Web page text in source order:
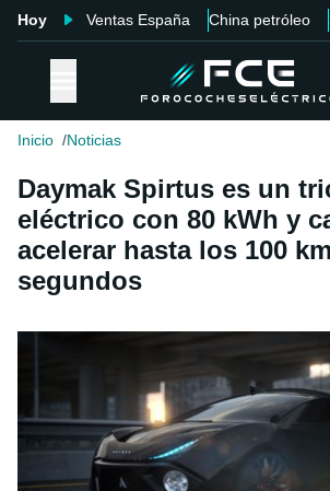
Hoy Ventas España China petróleo
Inicio Noticias
Daymak Spirtus es un
eléctrico con 80 kWh y
acelerar hasta los 100
segundos